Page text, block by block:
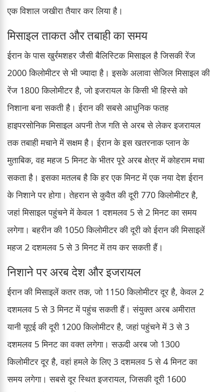
एक विशाल जखीरा तैयार कर लिया है।
मिसाइल ताकत और तबाही का समय
ईरान के पास खुर्रमशहर जैसी बैलिस्टिक मिसाइल है जिसकी रेंज
2000 किलोमीटर से भी ज्यादा है। इसके अलावा सेजिल मिसाइल की
रेंज 1800 किलोमीटर है, जो इजरायल के किसी भी हिस्से को
निशाना बना सकती है। ईरान की सबसे आधुनिक फतह
हाइपरसोनिक मिसाइल अपनी तेज गति से अरब से लेकर इजरायल
तक तबाही मचाने में सक्षम है। ईरान के इस खतरनाक प्लान के
मुताबिक, वह महज 5 मिनट के भीतर पूरे अरब क्षेत्र में कोहराम मचा
सकता है। इसका मतलब है कि हर एक मिनट में एक नया देश ईरान
के निशाने पर होगा। तेहरान से कुवैत की दूरी 770 किलोमीटर है,
जहां मिसाइल पहुंचने में केवल 1 दशमलव 5 से 2 मिनट का समय
लगेगा। बहरीन की 1050 किलोमीटर की दूरी को ईरान की मिसाइलें
महज 2 दशमलव 5 से 3 मिनट में तय कर सकती हैं।
निशाने पर अरब देश और इजरायल
ईरान की मिसाइलें कतर तक, जो 1150 किलोमीटर दूर है, केवल 2
दशमलव 5 से 3 मिनट में पहुंच सकती हैं। संयुक्त अरब अमीरात
यानी यूएई की दूरी 1200 किलोमीटर है, जहां पहुंचने में 3 से 3
दशमलव 5 मिनट का वक्त लगेगा। सऊदी अरब जो 1300
किलोमीटर दूर है, वहां हमले के लिए 3 दशमलव 5 से 4 मिनट का
समय लगेगा। सबसे दूर स्थित इजरायल, जिसकी दूरी 1600